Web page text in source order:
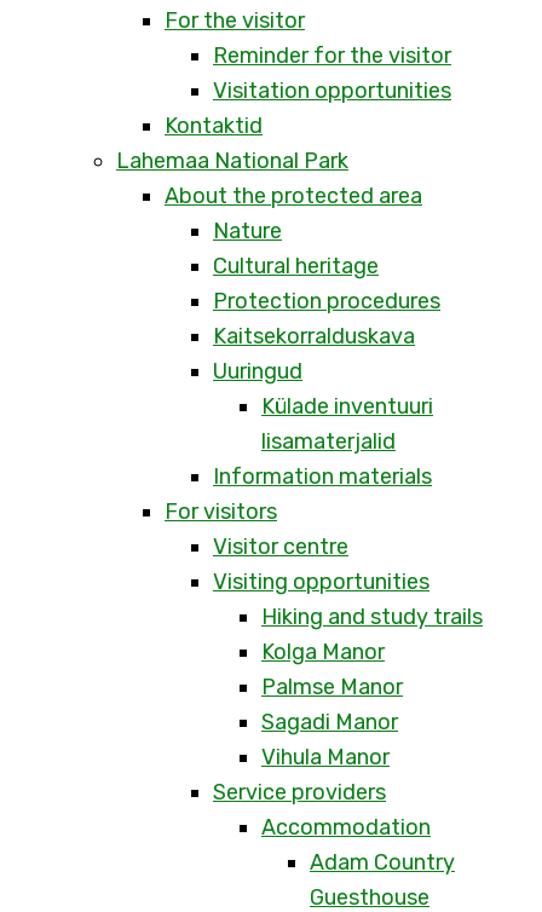
For the visitor
Reminder for the visitor
Visitation opportunities
Kontaktid
Lahemaa National Park
About the protected area
Nature
Cultural heritage
Protection procedures
Kaitsekorralduskava
Uuringud
Külade inventuuri
lisamaterjalid
Information materials
For visitors
Visitor centre
Visiting opportunities
Hiking and study trails
Kolga Manor
Palmse Manor
Sagadi Manor
Vihula Manor
Service providers
Accommodation
Adam Country
Guesthouse